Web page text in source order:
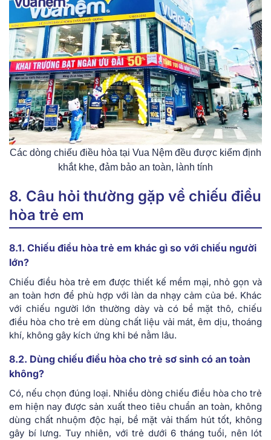
Các dòng chiếu điều hòa tại Vua Nệm đều được kiểm định
khắt khe, đảm bảo an toàn, lành tính
8. Câu hỏi thường gặp về chiếu điều
hòa trẻ em
8.1. Chiếu điều hòa trẻ em khác gì so với chiếu người
lớn?
Chiếu điều hòa trẻ em được thiết kế mềm mại, nhỏ gọn và
an toàn hơn để phù hợp với làn da nhạy cảm của bé. Khác
với chiếu người lớn thường dày và có bề mặt thô, chiếu
điều hòa cho trẻ em dùng chất liệu vải mát, êm dịu, thoáng
khí, không gây kích ứng khi bé nằm lâu.
8.2. Dùng chiếu điều hòa cho trẻ sơ sinh có an toàn
không?
Có, nếu chọn đúng loại. Nhiều dòng chiếu điều hòa cho trẻ
em hiện nay được sản xuất theo tiêu chuẩn an toàn, không
dùng chất nhuộm độc hại, bề mặt vải thấm hút tốt, không
gây bí lưng. Tuy nhiên, với trẻ dưới 6 tháng tuổi, nên lót